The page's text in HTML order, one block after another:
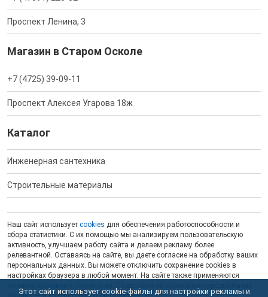
Проспект Ленина, 3
Магазин в Старом Осколе
+7 (4725) 39-09-11
Проспект Алексея Угарова 18ж
Каталог
Инженерная сантехника
Строительные материалы
Наш сайт использует cookies для обеспечения работоспособности и
сбора статистики. С их помощью мы анализируем пользовательскую
активность, улучшаем работу сайта и делаем рекламу более
релевантной. Оставаясь на сайте, вы даете согласие на обработку ваших
персональных данных. Вы можете отключить сохранение cookies в
настройках браузера в любой момент. На сайте также применяются
Этот сайт использует cookie-файлы для настройки рекламы и